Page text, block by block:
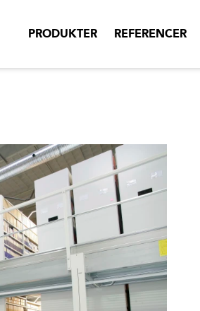
PRODUKTER REFERENCER